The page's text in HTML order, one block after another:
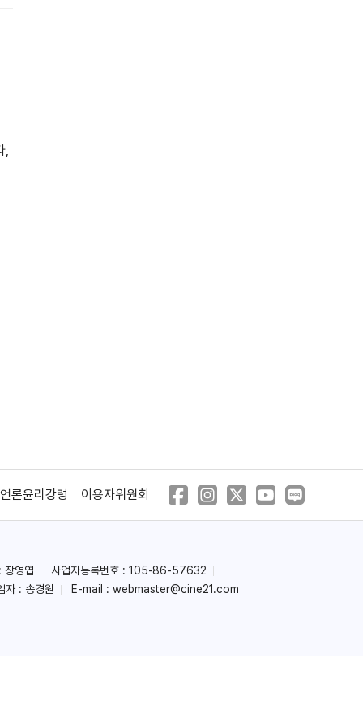
,
언론윤리강령 이용자위원회
장영엽
사업자등록번호 : 105-86-57632
자 : 송경원 E-mail : webmaster@cine21.com